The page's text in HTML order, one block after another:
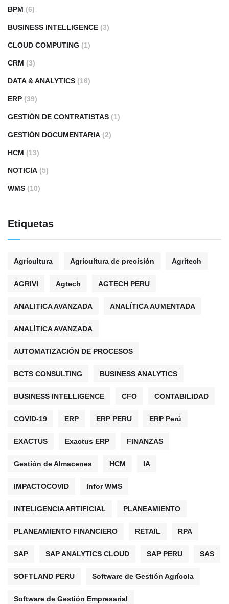
BPM (6)
BUSINESS INTELLIGENCE (3)
CLOUD COMPUTING (1)
CRM (3)
DATA & ANALYTICS (16)
ERP (39)
GESTIÓN DE CONTRATISTAS (1)
GESTIÓN DOCUMENTARIA (2)
HCM (13)
NOTICIA (5)
WMS (10)
Etiquetas
Agricultura Agricultura de precisión Agritech
AGRIVI Agtech AGTECH PERU
ANALITICA AVANZADA ANALÍTICA AUMENTADA
ANALÍTICA AVANZADA
AUTOMATIZACIÓN DE PROCESOS
BCTS CONSULTING BUSINESS ANALYTICS
BUSINESS INTELLIGENCE CFO CONTABILIDAD
COVID-19 ERP ERP PERU ERP Perú
EXACTUS Exactus ERP FINANZAS
Gestión de Almacenes HCM IA
IMPACTOCOVID Infor WMS
INTELIGENCIA ARTIFICIAL PLANEAMIENTO
PLANEAMIENTO FINANCIERO RETAIL RPA
SAP SAP ANALYTICS CLOUD SAP PERU SAS
SOFTLAND PERU Software de Gestión Agrícola
Software de Gestión Empresarial